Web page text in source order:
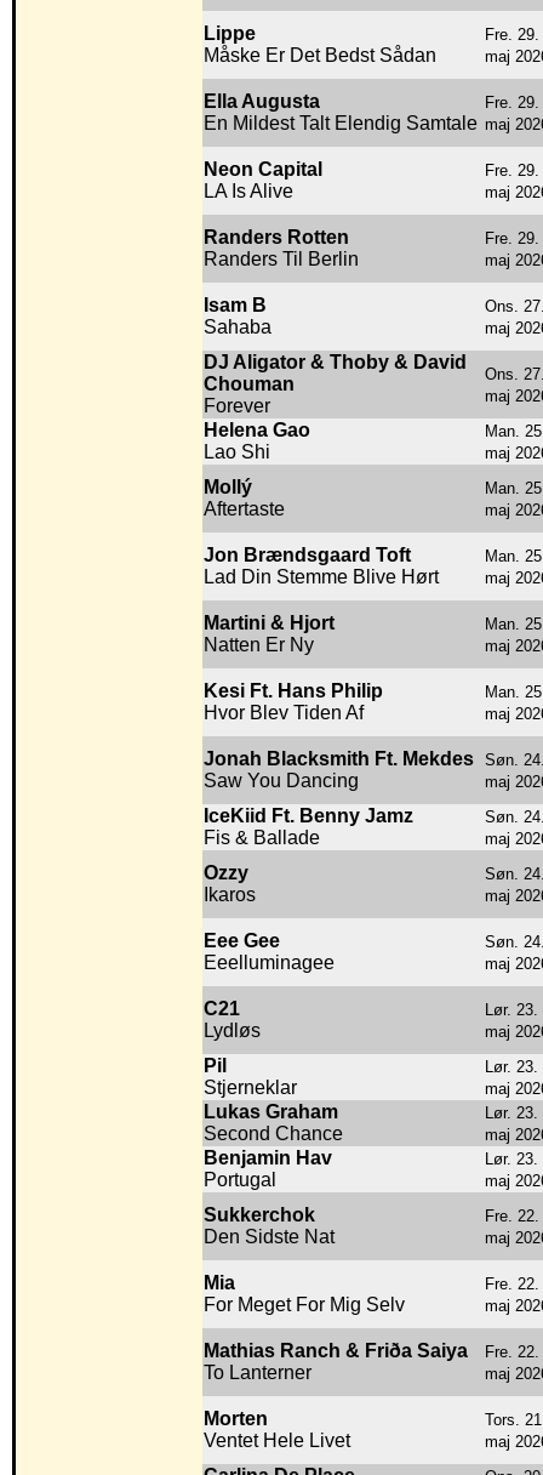
Lippe
Måske Er Det Bedst Sådan
Fre. 29.
maj
Ella Augusta
En Mildest Talt Elendig Samtale
Fre. 29.
maj
Neon Capital
LA Is Alive
Fre. 29.
maj
Randers Rotten
Randers Til Berlin
Fre. 29.
maj
Isam B
Sahaba
Ons.
maj
DJ Aligator & Thoby & David
Chouman
Forever
Ons.
maj
Helena Gao
Lao Shi
Man.
maj
Mollý
Aftertaste
Man.
maj
Jon Brændsgaard Toft
Lad Din Stemme Blive Hørt
Man.
maj
Martini & Hjort
Natten Er Ny
Man.
maj
Kesi Ft. Hans Philip
Hvor Blev Tiden Af
Man.
maj
Jonah Blacksmith Ft. Mekdes
Saw You Dancing
Søn.
maj
IceKiid Ft. Benny Jamz
Fis & Ballade
Søn.
maj
Ozzy
Ikaros
Søn.
maj
Eee Gee
Eeelluminagee
Søn.
maj
C21
Lydløs
Lør. 23.
maj
Pil
Stjerneklar
Lør. 23.
maj
Lukas Graham
Second Chance
Lør. 23.
maj
Benjamin Hav
Portugal
Lør. 23.
maj
Sukkerchok
Den Sidste Nat
Fre. 22.
maj
Mia
For Meget For Mig Selv
Fre. 22.
maj
Mathias Ranch & Friða Saiya
To Lanterner
Fre. 22.
maj
Morten
Ventet Hele Livet
Tors.
maj